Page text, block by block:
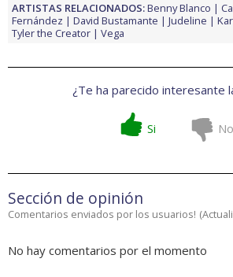
ARTISTAS RELACIONADOS:Benny Blanco
Fernández
David Bustamante Judeline
Tyler the Creator
Vega
¿Te ha parecido interesante
Si No
Sección de opinión
Comentarios enviados por los usuarios! (
No hay comentarios por el momento